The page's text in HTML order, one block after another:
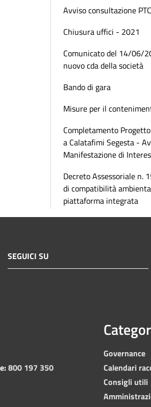
Avviso consultazione
Chiusura uffici - 2021
Comunicato del 14/06/
nuovo cda della società
Bando di gara
Misure per il
Completamento
a Calatafimi Segesta -
Manifestazione di
Decreto Assessoriale
di compatibilità
piattaforma integrata
SEGUICI SU
800 197 350
Governance
Calendari
Consigli utili